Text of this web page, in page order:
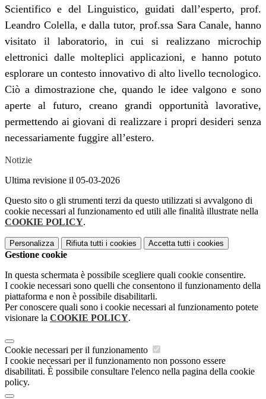
Scientifico e del Linguistico, guidati dall’esperto, prof.
Leandro Colella, e dalla tutor, prof.ssa Sara Canale, hanno
visitato il laboratorio, in cui si realizzano microchip
elettronici dalle molteplici applicazioni, e hanno potuto
esplorare un contesto innovativo di alto livello tecnologico.
Ciò a dimostrazione che, quando le idee valgono e sono
aperte al futuro, creano grandi opportunità lavorative,
permettendo ai giovani di realizzare i propri desideri senza
necessariamente fuggire all’estero.
Notizie
Ultima revisione il 05-03-2026
Questo sito o gli strumenti terzi da questo utilizzati si avvalgono di
cookie necessari al funzionamento ed utili alle finalità illustrate nella
COOKIE POLICY.
Personalizza Rifiuta tutti i cookies Accetta tutti i cookies
Gestione cookie
In questa schermata è possibile scegliere quali cookie consentire.
I cookie necessari sono quelli che consentono il funzionamento della
piattaforma e non è possibile disabilitarli.
Per conoscere quali sono i cookie necessari al funzionamento potete
visionare la COOKIE POLICY.
Cookie necessari per il funzionamento
I cookie necessari per il funzionamento non possono essere
disabilitati. È possibile consultare l'elenco nella pagina della cookie
policy.